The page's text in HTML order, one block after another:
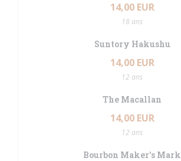
14,00 EUR
18 ans
Suntory Hakushu
14,00 EUR
12 ans
The Macallan
14,00 EUR
12 ans
Bourbon Maker's Mark